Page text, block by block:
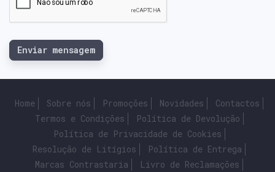
Enviar mensagem
Home Sobre nós Promoções Novidades
Contactos
Termos e Condições
Política de Devolução
Política de Privacidade de Cookies
Resolução de Litígios
Política de Entrega
Marcas Contrastaria
Livro de Reclamações